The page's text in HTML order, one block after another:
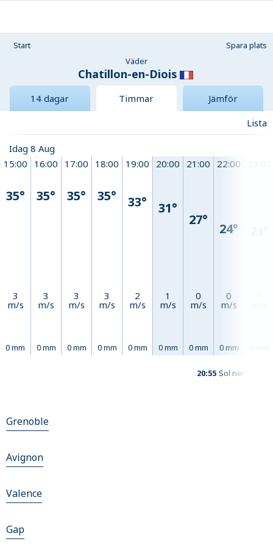
Start
Spara plats
Väder
Chatillon-en-Diois
14 dagar Timmar
Jämför
Lista
Idag 8 Aug
15:00
35°
3
m/s
0 mm
16:00
35°
3
m/s
0 mm
17:00
35°
3
m/s
0 mm
18:00
35°
3
m/s
0 mm
19:00
33°
2
m/s
0 mm
20:00
31°
1
m/s
0 mm
21:00
27°
0
m/s
0 mm
22:00
24°
0
m/s
0 mm
20:55 Sol ner
Grenoble
Avignon
Valence
Gap